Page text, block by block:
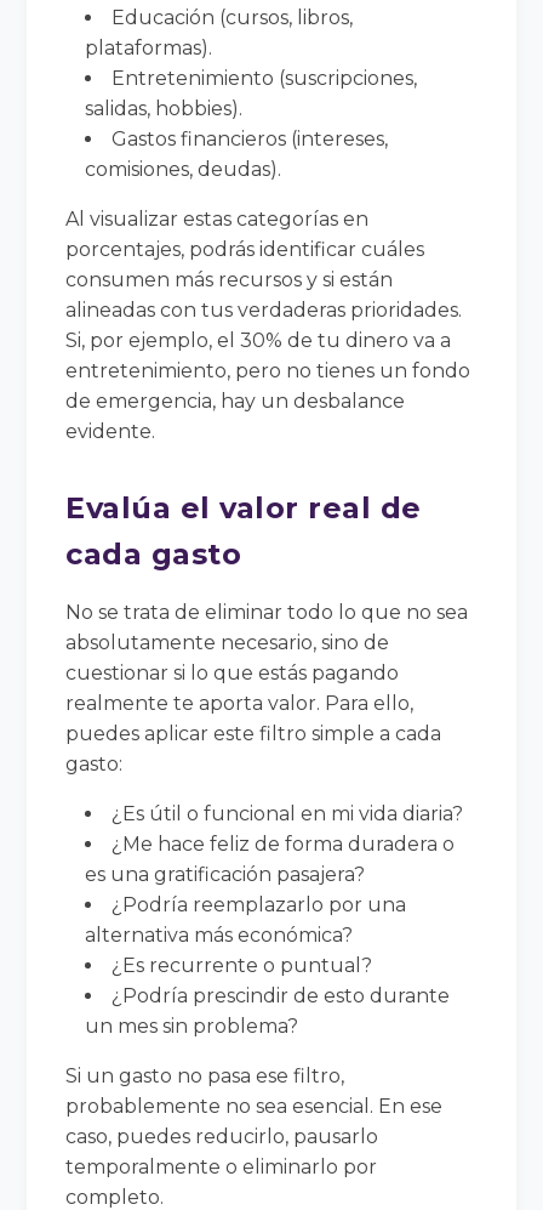
Educación (cursos, libros,
plataformas).
Entretenimiento (suscripciones,
salidas, hobbies).
Gastos financieros (intereses,
comisiones, deudas).
Al visualizar estas categorías en
porcentajes, podrás identificar cuáles
consumen más recursos y si están
alineadas con tus verdaderas prioridades.
Si, por ejemplo, el 30% de tu dinero va a
entretenimiento, pero no tienes un fondo
de emergencia, hay un desbalance
evidente.
Evalúa el valor real de
cada gasto
No se trata de eliminar todo lo que no sea
absolutamente necesario, sino de
cuestionar si lo que estás pagando
realmente te aporta valor. Para ello,
puedes aplicar este filtro simple a cada
gasto:
¿Es útil o funcional en mi vida diaria?
¿Me hace feliz de forma duradera o
es una gratificación pasajera?
¿Podría reemplazarlo por una
alternativa más económica?
¿Es recurrente o puntual?
¿Podría prescindir de esto durante
un mes sin problema?
Si un gasto no pasa ese filtro,
probablemente no sea esencial. En ese
caso, puedes reducirlo, pausarlo
temporalmente o eliminarlo por
completo.